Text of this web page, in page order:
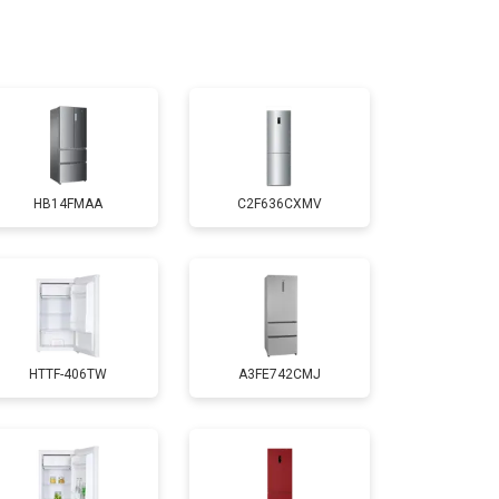
1810 ₽ Заказать
1700 ₽ Заказать
2550 ₽
1700 ₽ Заказать
4750 ₽ Заказать
HB14FMAA C2F636CXMV
HTTF-406TW A3FE742CMJ